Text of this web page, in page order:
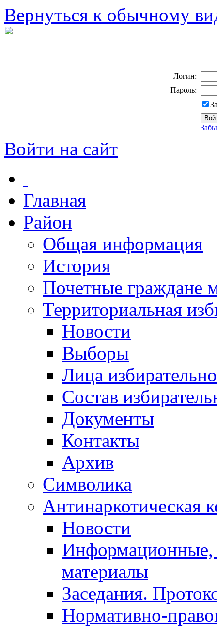
Вернуться к обычному
Логин:
Пароль:
Войти на сайт
Главная
Район
Общая информация
История
Почетные граждане
Территориальная
Новости
Выборы
Лица
Состав
Документы
Контакты
Архив
Символика
Антинаркотическая
Новости
Информационные,
материалы
Заседания.
Нормативно-